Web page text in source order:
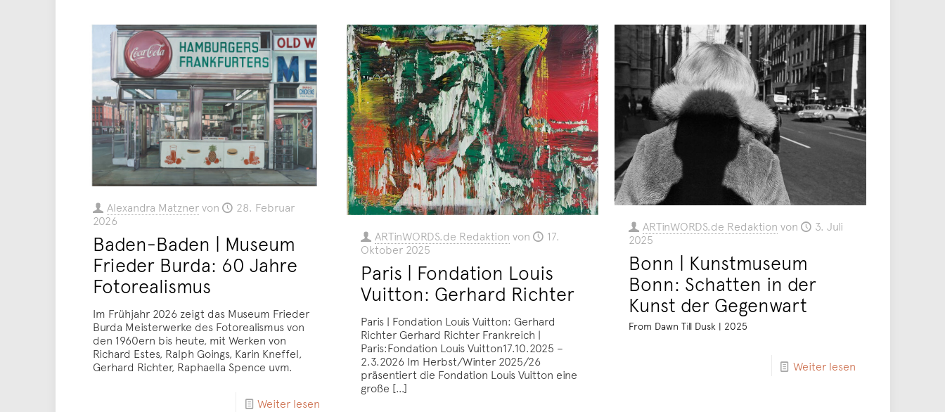
Alexandra Matznervon
28. Februar
2026
Baden-Baden | Museum
Frieder Burda: 60 Jahre
Fotorealismus
Im Frühjahr 2026 zeigt das Museum Frieder
Burda Meisterwerke des Fotorealismus von
den 1960ern bis heute, mit Werken von
Richard Estes, Ralph Goings, Karin Kneffel,
Gerhard Richter, Raphaella Spence uvm.
Weiter lesen
ARTinWORDS.de Redaktion von
17.
Oktober 2025
Paris | Fondation Louis
Vuitton: Gerhard Richter
Paris | Fondation Louis Vuitton: Gerhard
Richter Gerhard Richter Frankreich |
Paris:Fondation Louis Vuitton17.10.2025 –
2.3.2026 Im Herbst/Winter 2025/26
präsentiert die Fondation Louis Vuitton eine
große […]
ARTinWORDS.de Redaktion von
3. Juli
2025
Bonn | Kunstmuseum
Bonn: Schatten in der
Kunst der Gegenwart
From Dawn Till Dusk | 2025
Weiter lesen